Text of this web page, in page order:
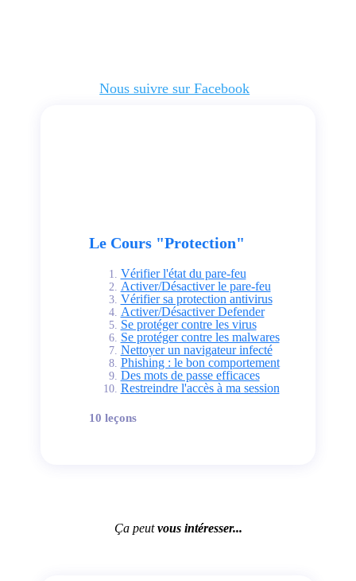
Nous suivre sur Facebook
Le Cours "Protection"
Vérifier l'état du pare-feu
Activer/Désactiver le pare-feu
Vérifier sa protection antivirus
Activer/Désactiver Defender
Se protéger contre les virus
Se protéger contre les malwares
Nettoyer un navigateur infecté
Phishing : le bon comportement
Des mots de passe efficaces
Restreindre l'accès à ma session
10 leçons
Ça peutvous intéresser...